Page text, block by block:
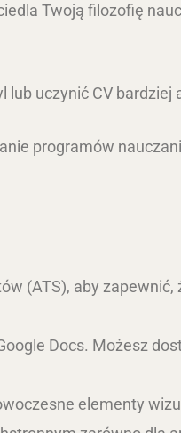
Twoją filozofię
lub uczynić CV
programów
(ATS), aby
Docs. Możesz
elementy